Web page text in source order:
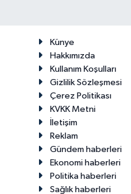
Künye
Hakkımızda
Kullanım Koşulları
Gizlilik Sözleşmesi
Çerez Politikası
KVKK Metni
İletişim
Reklam
Gündem haberleri
Ekonomi haberleri
Politika haberleri
Sağlık haberleri